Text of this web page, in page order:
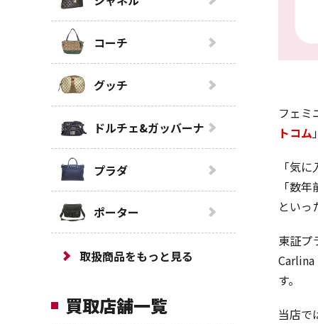
フェミ
トコム
「気
「数
といっ
東証プ
Carlina
す。
当店で
コーチ
グッチ
ドルチェ&ガッバーナ
プラダ
ポーター
取扱商品をもっと見る
買取店舗一覧